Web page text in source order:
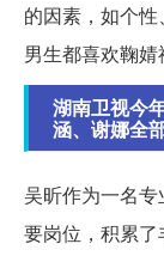
的因素，如个
男生都喜欢鞠婧
湖南卫视今
涵、谢娜全
吴昕作为一名
要岗位，积累